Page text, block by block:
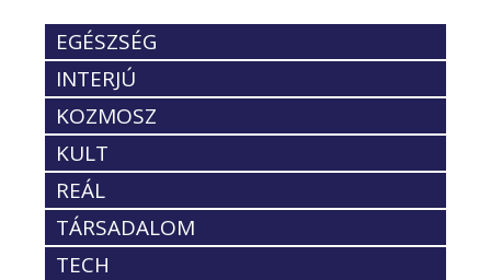
EGÉSZSÉG
INTERJÚ
KOZMOSZ
KULT
REÁL
TÁRSADALOM
TECH